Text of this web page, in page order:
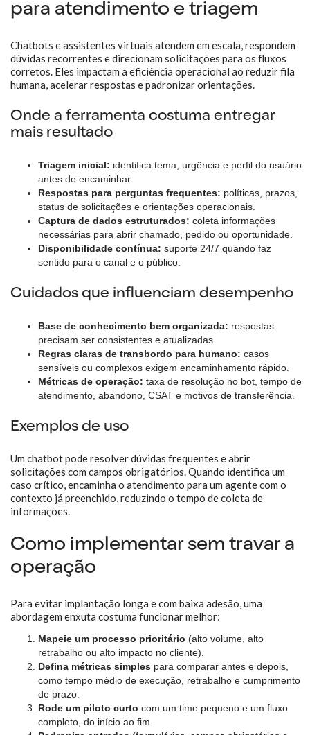
para atendimento e triagem
Chatbots e assistentes virtuais atendem em escala, respondem
dúvidas recorrentes e direcionam solicitações para os fluxos
corretos. Eles impactam a eficiência operacional ao reduzir fila
humana, acelerar respostas e padronizar orientações.
Onde a ferramenta costuma entregar
mais resultado
Triagem inicial: identifica tema, urgência e perfil do usuário
antes de encaminhar.
Respostas para perguntas frequentes: políticas, prazos,
status de solicitações e orientações operacionais.
Captura de dados estruturados: coleta informações
necessárias para abrir chamado, pedido ou oportunidade.
Disponibilidade contínua: suporte 24/7 quando faz
sentido para o canal e o público.
Cuidados que influenciam desempenho
Base de conhecimento bem organizada: respostas
precisam ser consistentes e atualizadas.
Regras claras de transbordo para humano: casos
sensíveis ou complexos exigem encaminhamento rápido.
Métricas de operação: taxa de resolução no bot, tempo de
atendimento, abandono, CSAT e motivos de transferência.
Exemplos de uso
Um chatbot pode resolver dúvidas frequentes e abrir
solicitações com campos obrigatórios. Quando identifica um
caso crítico, encaminha o atendimento para um agente com o
contexto já preenchido, reduzindo o tempo de coleta de
informações.
Como implementar sem travar a
operação
Para evitar implantação longa e com baixa adesão, uma
abordagem enxuta costuma funcionar melhor:
Mapeie um processo prioritário (alto volume, alto
retrabalho ou alto impacto no cliente).
Defina métricas simples para comparar antes e depois,
como tempo médio de execução, retrabalho e cumprimento
de prazo.
Rode um piloto curto com um time pequeno e um fluxo
completo, do início ao fim.